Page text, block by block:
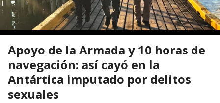
Apoyo de la Armada y 10 horas de
navegación: así cayó en la
Antártica imputado por delitos
sexuales